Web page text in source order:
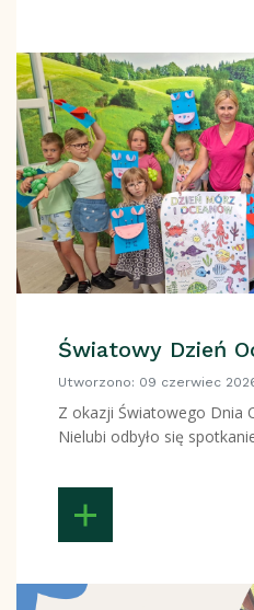
Światowy Dzień
Utworzono: 09 czerwiec
Z okazji Światowego Dnia
Nielubi odbyło się